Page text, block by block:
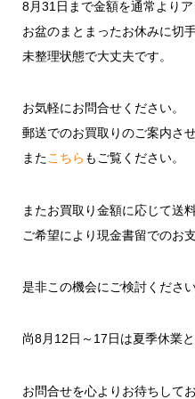
8月31日まで金額を通常よりア
お盆のまとまったお休みに切
未整理状態で大丈夫です。
お気軽にお問合せください。
郵送でのお買取りのご案内さ
またこちら もご覧ください。
またお買取り金額に応じて送
ご希望により現金書留でのお
是非この機会にご検討ください
尚8月12日～17日は夏季休業
お問合せを心よりお待ちしてお